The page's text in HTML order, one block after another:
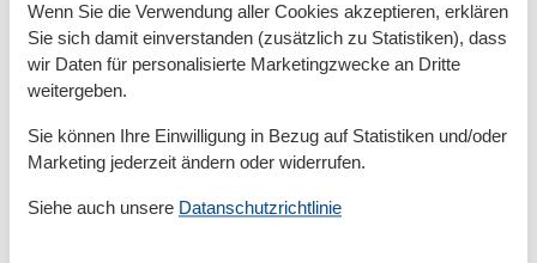
Nichtraucher
Schlafzimmer
Spülmaschine
Terrasse
TV - Flachbild
Waschmaschine
Umliegende einrichtungen
Wenn Sie die Verwendung aller Cookies akzeptieren, erklären
Sie sich damit einverstanden (zusätzlich zu Statistiken), dass
wir Daten für personalisierte Marketingzwecke an Dritte
weitergeben.
Sie können Ihre Einwilligung in Bezug auf Statistiken und/oder
Marketing jederzeit ändern oder widerrufen.
Siehe auch unsere Datanschutzrichtlinie